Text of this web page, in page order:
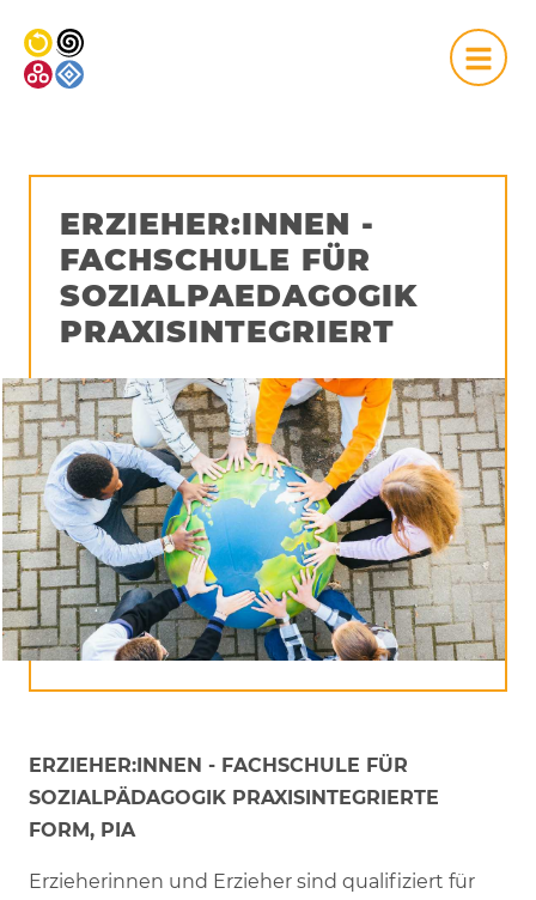
ERZIEHER:INNEN -
FACHSCHULE FÜR
SOZIALPAEDAGOGIK
PRAXISINTEGRIERT
ERZIEHER:INNEN - FACHSCHULE FÜR
SOZIALPÄDAGOGIK PRAXISINTEGRIERTE
FORM, PIA
Erzieherinnen und Erzieher sind qualifiziert für